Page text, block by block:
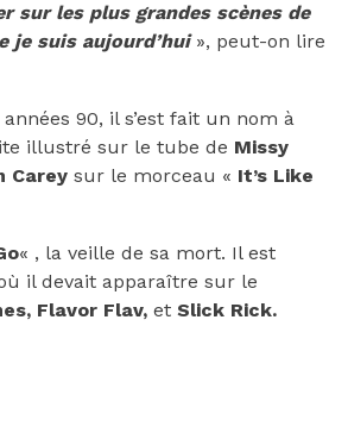
sur les plus grandes scènes de
je suis aujourd’hui », peut-on lire
90, il s’est fait un nom à
illustré sur le tube de Missy
Carey sur le morceau « It’s Like
« , la veille de sa mort. Il est
il devait apparaître sur le
Flavor Flav, et Slick Rick.